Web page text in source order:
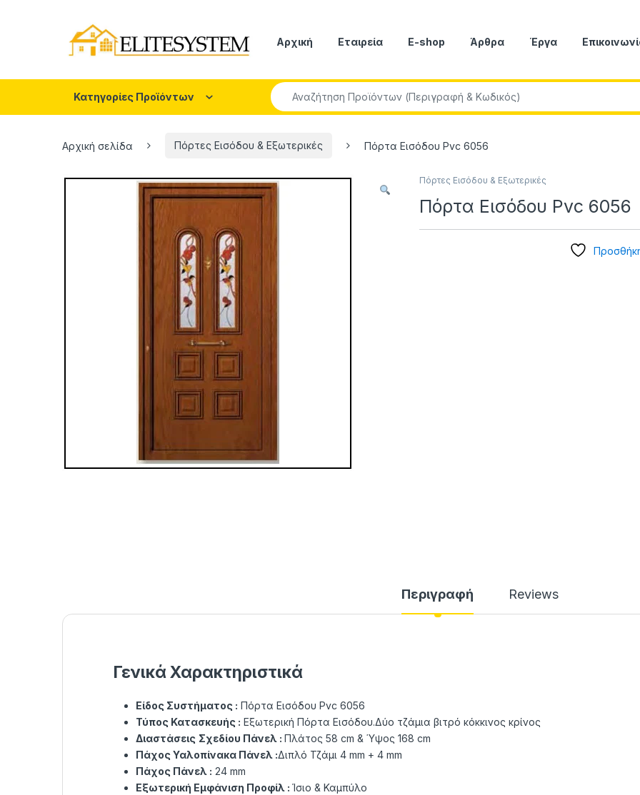
Αρχική Εταιρεία E-shop Άρθρα Έργα
Κατηγορίες Προϊόντων
Search for:
Αρχική σελίδα Πόρτες Εισόδου & Εξωτερικές Πόρτα Εισόδου Pvc 6056
Πόρτες Εισόδου & Εξωτερικές
Πόρτα Εισόδου Pvc 6056
Περιγραφή Reviews
Γενικά Χαρακτηριστικά
Είδος Συστήματος : Πόρτα Εισόδου Pvc 6056
Τύπος Κατασκευής : Εξωτερική Πόρτα Εισόδου.Δύο τζάμια βιτρό κόκκινος κρίνος
Διαστάσεις Σχεδίου Πάνελ : Πλάτος 58 cm & Ύψος 168 cm
Πάχος Υαλοπίνακα Πάνελ :Διπλό Τζάμι 4 mm + 4 mm
Πάχος Πάνελ : 24 mm
Εξωτερική Εμφάνιση Προφίλ : Ίσιο & Καμπύλο